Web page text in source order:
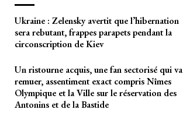
Ukraine : Zelensky avertit que l’hibernation
sera rebutant, frappes parapets pendant la
circonscription de Kiev
Un ristourne acquis, une fan sectorisé qui va
remuer, assentiment exact compris Nîmes
Olympique et la Ville sur le réservation des
Antonins et de la Bastide